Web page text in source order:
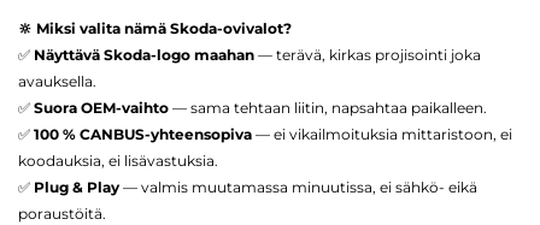
🔆 Miksi valita nämä Skoda-ovivalot?
✅ Näyttävä Skoda-logo maahan — terävä, kirkas projisointi joka
avauksella.
✅ Suora OEM-vaihto — sama tehtaan liitin, napsahtaa paikalleen.
✅ 100 % CANBUS-yhteensopiva — ei vikailmoituksia mittaristoon, ei
koodauksia, ei lisävastuksia.
✅ Plug & Play — valmis muutamassa minuutissa, ei sähkö- eikä
poraustöitä.